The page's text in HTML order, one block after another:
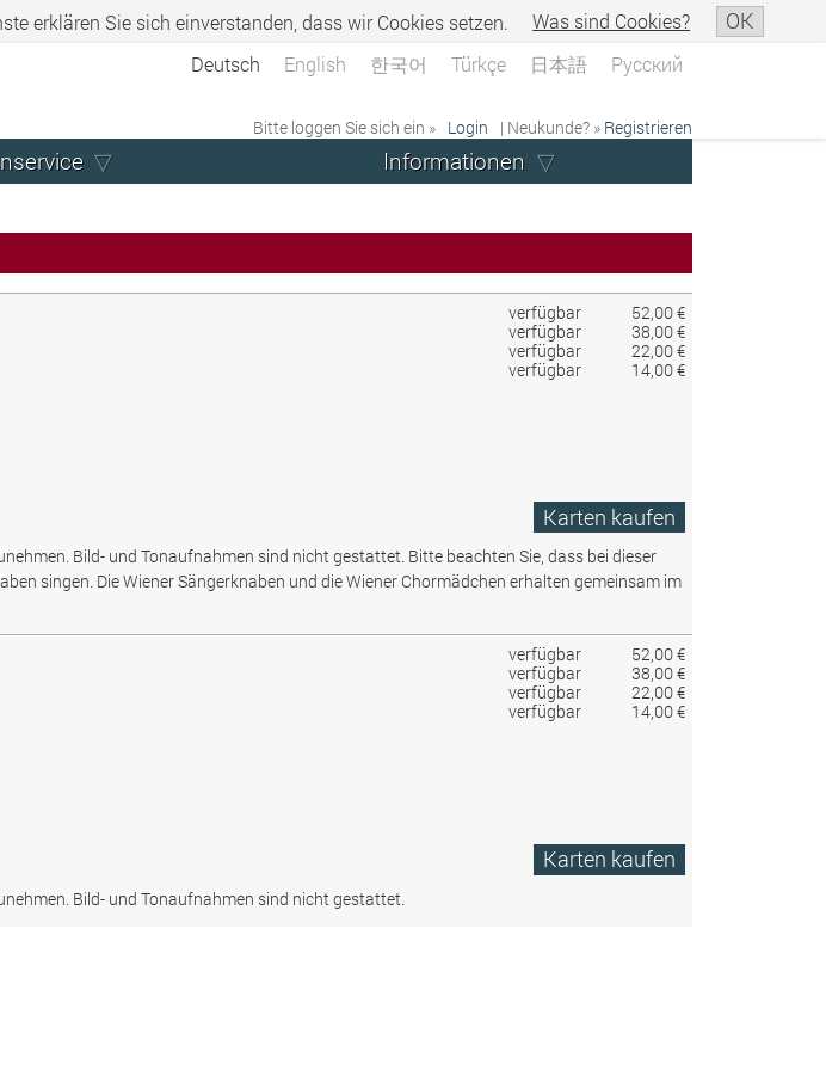
erklären Sie sich einverstanden, dass wir Cookies setzen. Was sind Cookies? OK
Deutsch English 한국어 Türkçe 日本語 Русский
Bitte loggen Sie sich ein » Login | Neukunde? » Registrieren
Informationen
verfügbar
52,00 €
verfügbar
38,00 €
verfügbar
22,00 €
verfügbar
14,00 €
Karten kaufen
Bild- und Tonaufnahmen sind nicht gestattet. Bitte beachten Sie, dass bei dieser
singen. Die Wiener Sängerknaben und die Wiener Chormädchen erhalten gemeinsam im
verfügbar
52,00 €
verfügbar
38,00 €
verfügbar
22,00 €
verfügbar
14,00 €
Karten kaufen
Bild- und Tonaufnahmen sind nicht gestattet.